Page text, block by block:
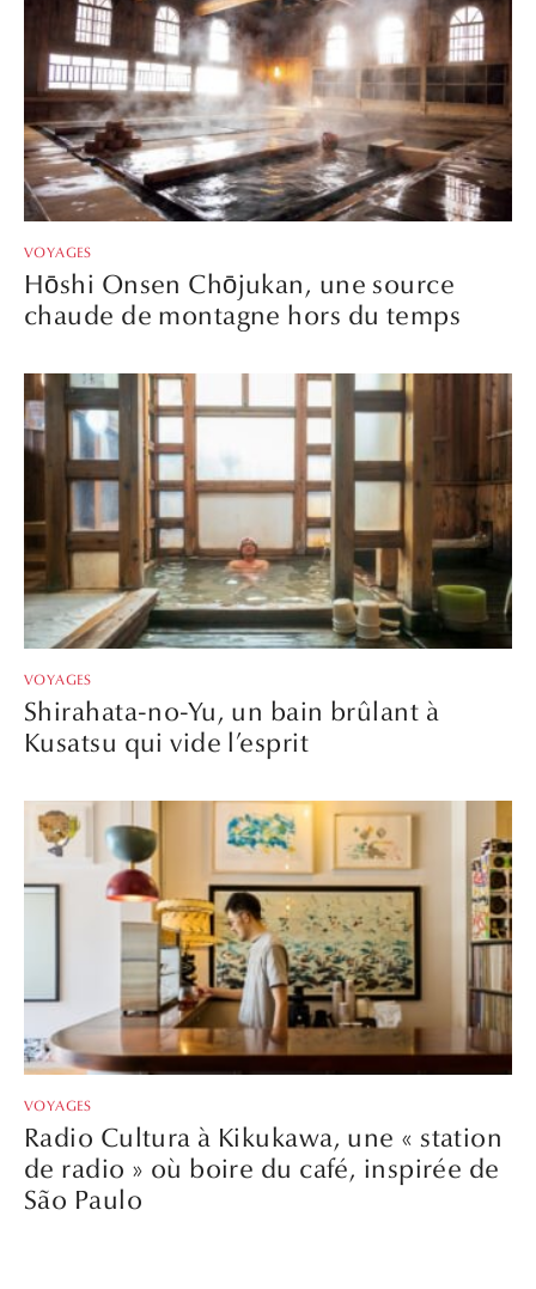
VOYAGES
Hōshi Onsen Chōjukan, une source
chaude de montagne hors du temps
VOYAGES
Shirahata-no-Yu, un bain brûlant à
Kusatsu qui vide l’esprit
VOYAGES
Radio Cultura à Kikukawa, une « station
de radio » où boire du café, inspirée de
São Paulo